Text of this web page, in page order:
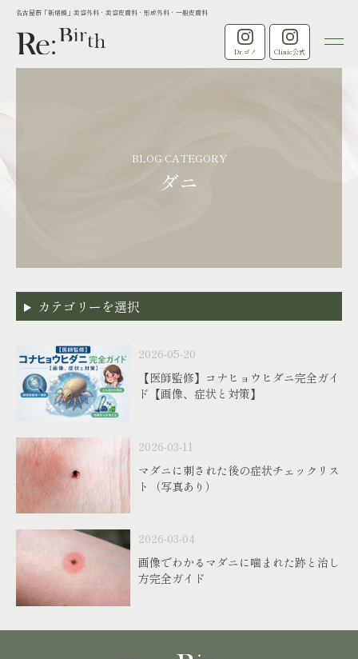
名古屋市「新瑞橋」美容外科・美容皮膚科・形成外科・一般皮膚科
BLOG CATEGORY
ダニ
カテゴリーを選択
2026-05-20
【医師監修】コナヒョウヒダニ完全ガイ
ド【画像、症状と対策】
2026-03-11
マダニに刺された後の症状チェックリス
ト（写真あり）
2026-03-04
画像でわかるマダニに噛まれた跡と治し
方完全ガイド
Dr.ゴノ Clinic公式